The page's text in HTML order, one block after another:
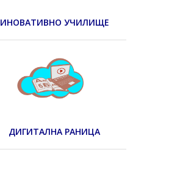
ИНОВАТИВНО УЧИЛИЩЕ
ДИГИТАЛНА РАНИЦА